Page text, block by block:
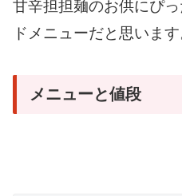
甘辛担担麺のお供にぴ
ドメニューだと思います
メニューと値段